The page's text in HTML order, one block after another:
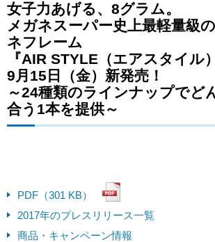
女子力あげる、8グラム。
メガネスーパー史上最軽量級
ネフレーム
『AIR STYLE（エアスタイル）
9月15日（金）新発売！
～24種類のラインナップでど
合う1本を提供～
PDF（301 KB）
2017年のプレスリリース一覧
商品・キャンペーン情報